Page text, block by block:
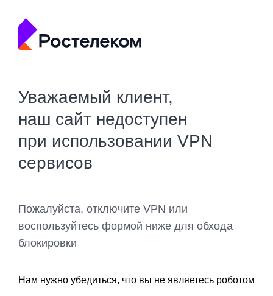
Уважаемый клиент,
наш сайт недоступен
при использовании VPN
сервисов
Пожалуйста, отключите VPN или
воспользуйтесь формой ниже для обхода
блокировки
Нам нужно убедиться, что вы не являетесь роботом